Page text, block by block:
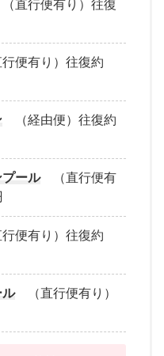
直行便有り）往復
便有り）往復約
（経由便）往復約
ール（直行便有
便有り）往復約
ル（直行便有り）